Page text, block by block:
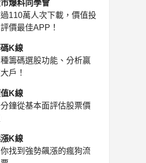
爆料同學會
110萬人次下載，價值投
價最佳APP！
K線
籌碼選股功能、分析贏
戶！
K線
鐘從基本面評估股票價
K線
找到強勢飆漲的瘋狗流